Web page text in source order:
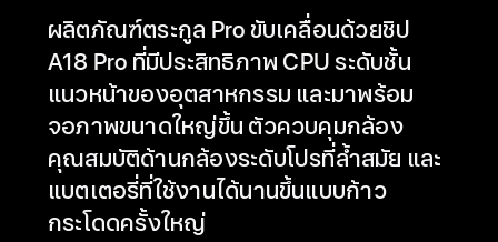
ผลิตภัณฑ์ตระกูล Pro ขับเคลื่อนด้วยชิป
A18 Pro ที่มีประสิทธิภาพ CPU ระดับชั้น
แนวหน้าของอุตสาหกรรม และมาพร้อม
จอภาพขนาดใหญ่ขึ้น ตัวควบคุมกล้อง
คุณสมบัติด้านกล้องระดับโปรที่ล้ำสมัย และ
แบตเตอรี่ที่ใช้งานได้นานขึ้นแบบก้าว
กระโดดครั้งใหญ่